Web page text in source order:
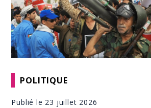
POLITIQUE
Publié le 23 juillet 2026